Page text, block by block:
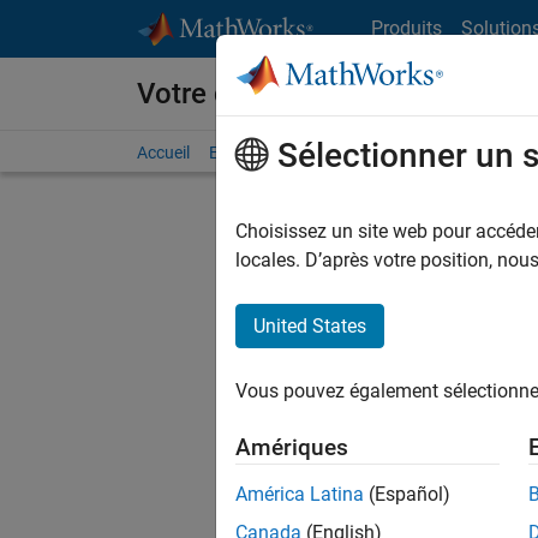
Produits
Votre carrière chez MathWorks
Accueil Explorer nos opportunités Adresses de
FILTRER
d'offre
Les
Sélectionner un
Choisissez un site web pour
locales. D’après votre position,
United States
Vous pouvez également
Amériques
América Latina (Español)
Canada (English)